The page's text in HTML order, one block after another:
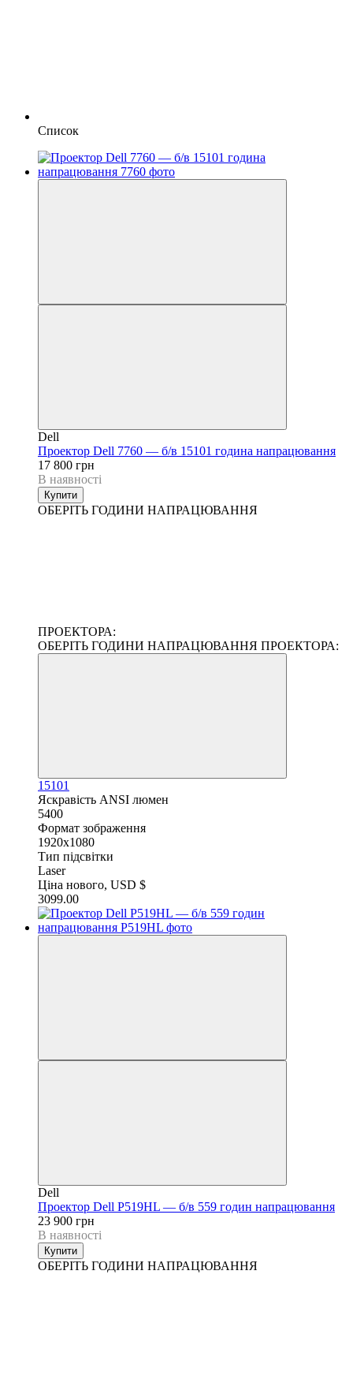
Список
Dell
Проектор Dell 7760 — б/в 15101 година напрацювання
17 800 грн
В наявності
Купити
ОБЕРІТЬ ГОДИНИ НАПРАЦЮВАННЯ
ПРОЕКТОРА:
ОБЕРІТЬ ГОДИНИ НАПРАЦЮВАННЯ ПРОЕКТОРА:
15101
Яскравість ANSI люмен
5400
Формат зображення
1920x1080
Тип підсвітки
Laser
Ціна нового, USD $
3099.00
Dell
Проектор Dell P519HL — б/в 559 годин напрацювання
23 900 грн
В наявності
Купити
ОБЕРІТЬ ГОДИНИ НАПРАЦЮВАННЯ